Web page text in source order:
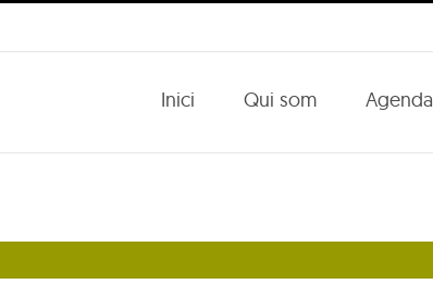
Inici Qui som Agenda